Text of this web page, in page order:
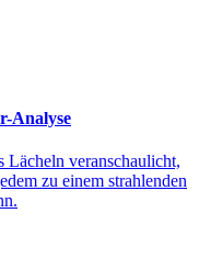
Analyse
veranschaulicht,
zu einem strahlenden